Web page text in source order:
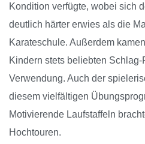
Kondition verfügte, wobei sich
deutlich härter erwies als die
Karateschule. Außerdem
Kindern stets beliebten Schlag-
Verwendung. Auch der
diesem vielfältigen
Motivierende Laufstaffeln
Hochtouren.